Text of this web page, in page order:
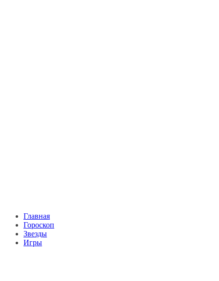
Главная
Гороскоп
Звезды
Игры